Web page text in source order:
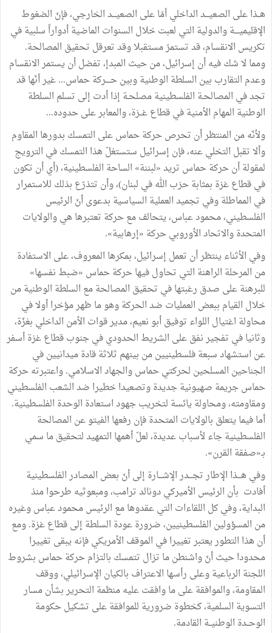
هــذا على الصعيـــد الداخلي أمّا على الصعيـــد الخارجي، فإنّ الضغوط
الإقليميــــة والدولية التي لعبت خلال السنوات الماضية أدواراً سلبية في
تكريس الانقسام، قد تستمرّ مستقبلا وقد تعرقل تحقيق المصالحة.
ومما لا شك فيه أن إسرائيل، من حيث المبدإ، تفضل أن يستمر الانقسام
وعدم التقارب بين السلطة الوطنية وبين حــــركة حماس... غير أنّها قد
تجد في المصالحـة الفلسطينية مصلحـة إذا أدت إلى تسلم السلطة
الوطنية المهام الأمنية في قطاع غــزة، والمعابر على حدوده...
ولأنّه من المنتظر أن تحرص حركة حماس على التمسك بدورها المقاوم
وألا تقبل التخلي عنه، فإن إسرائيل ستستغلّ هذا التمسك في الترويج
لمقولة أن حركة حماس تريد «لبننة» الساحة الفلسطينية، (أي أن تكون
في قطاع غزة بمثابة حزب الله في لبنان)، وأن تتذرّع بذلك للاستمرار
في المماطلة وفي تجميد العملية السياسية بدعوى أنّ الرئيس
الفلسطيني، محمود عباس، يتحالف مع حركة تعتبرها هي والولايات
المتحدة والاتحاد الأوروبي حركة «إرهابية».
وفي الأثناء ينتظر أن تعمل إسرائيل، بمكرها المعروف، على الاستفادة
من المرحلة الراهنة التي تحاول فيها حركة حماس «ضبط نفسها»
للبرهنة على صدق رغبتها في تحقيق المصالحة مع السلطة الوطنية من
خلال القيام ببعض العمليات ضد الحركة وهو ما ظهر مؤخرا أولا في
محاولة اغتيال اللواء توفيق أبو نعيم، مدير قوات الأمن الداخلي بغزّة،
وثانيا في تفجير نفق على الشريط الحدودي في جنوب قطاع غزة أسفر
عن استشهاد سبعة فلسطينيين من بينهم ثلاثة قادة ميدانيين في
الجناحين المسلحين لحركتي حماس والجهاد الاسلامي. واعتبرته حركة
حماس جريمة صهيونية جديدة وتصعيدا خطيرا ضد الشعب الفلسطيني
ومقاومته، ومحاولة يائسة لتخريب جهود استعادة الوحدة الفلسطينية.
أما فيما يتعلق بالولايات المتحدة فإن رفعها الفيتو عن المصالحة
الفلسطينية جاء لأسباب عديدة، لعلّ أهمها التمهيد لتحقيق ما سمي
بـ«صفقة القرن».
وفي هـــذا الإطار تجـــدر الإشـــارة إلى أنّ بعض المصادر الفلسطينية
أفادت بأن الرئيس الأميركي دونالد ترامب، ومبعوثيه طرحوا منذ
البداية، وفي كل اللقاءات التي عقدوها مع الرئيس محمود عباس وغيره
من المسؤولين الفلسطينيين، ضرورة عودة السلطة إلى قطاع غزة. ومع
أن هذا التطور يعتبر تغييرا في الموقف الأمريكي فإنه يبقى تغييرا
محدودا حيث أنّ واشنطن ما تزال تتمسك بالتزام حركة حماس بشروط
اللجنة الرباعية وعلى رأسها الاعتراف بالكيان الإسرائيلي، ووقف
المقاومة، والموافقة على ما وافقت عليه منظمة التحرير بشأن مسار
التسوية السلمية، كخطوة ضرورية للموافقة على تشكيل حكومة
الوحــدة الوطنيــة القادمة.